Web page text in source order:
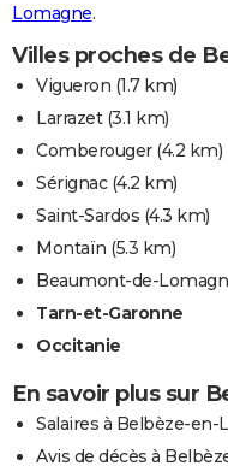
Lomagne.
Villes proches de
Vigueron (1.7 km)
Larrazet(3.1 km)
Comberouger(4.2 km)
Sérignac(4.2 km)
Saint-Sardos (4.3 km)
Montaïn (5.3 km)
Beaumont-de-
Tarn-et-Garonne
Occitanie
En savoir plus sur
Salaires à Belbèze-en-
Avis de décès à